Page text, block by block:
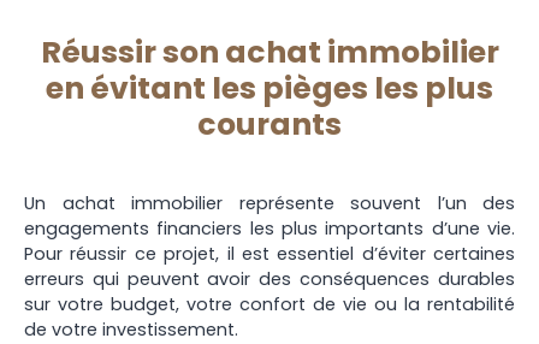
Réussir son achat immobilier
en évitant les pièges les plus
courants
Un achat immobilier représente souvent l’un des
engagements financiers les plus importants d’une vie.
Pour réussir ce projet, il est essentiel d’éviter certaines
erreurs qui peuvent avoir des conséquences durables
sur votre budget, votre confort de vie ou la rentabilité
de votre investissement.